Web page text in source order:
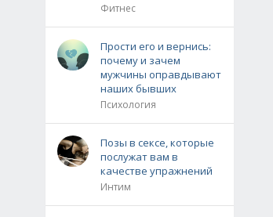
Фитнес
Прости его и вернись:
почему и зачем
мужчины оправдывают
наших бывших
Психология
Позы в сексе, которые
послужат вам в
качестве упражнений
Интим